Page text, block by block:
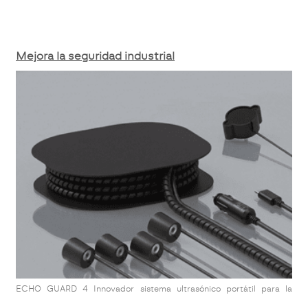
Mejora la seguridad industrial
ECHO GUARD 4 Innovador sistema ultrasónico portátil para la